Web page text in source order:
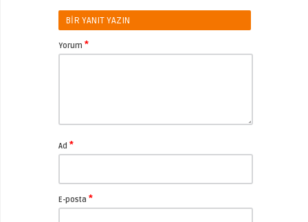
BIR YANIT YAZIN
Yorum *
Ad *
E-posta *